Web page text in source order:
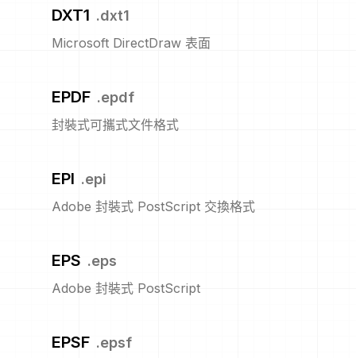
DXT1 .dxt1
Microsoft DirectDraw 表面
EPDF .epdf
封裝式可攜式文件格式
EPI .epi
Adobe 封裝式 PostScript 交換格式
EPS .eps
Adobe 封裝式 PostScript
EPSF .epsf